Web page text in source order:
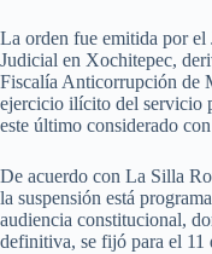
La orden fue emitida por
Judicial en Xochitepec,
Fiscalía Anticorrupción de
ejercicio ilícito del servicio
este último considerado
De acuerdo con La Silla
la suspensión está
audiencia constitucional,
definitiva, se fijó para el 11